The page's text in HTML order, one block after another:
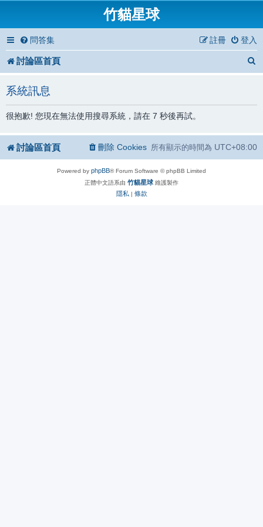
竹貓星球
問答集 登入
註冊
討論區首頁
系統訊息
很抱歉! 您現在無法使用搜尋系統，請在 7 秒後再試。
討論區首頁 所有顯示的時間為 UTC+08:00
刪除 Cookies
Powered by phpBB® Forum Software © phpBB Limited
正體中文語系由 竹貓星球 維護製作
隱私 | 條款